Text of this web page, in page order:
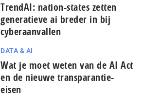
TrendAI: nation-states zetten
generatieve ai breder in bij
cyberaanvallen
DATA & AI
Wat je moet weten van de AI Act
en de nieuwe transparantie-
eisen